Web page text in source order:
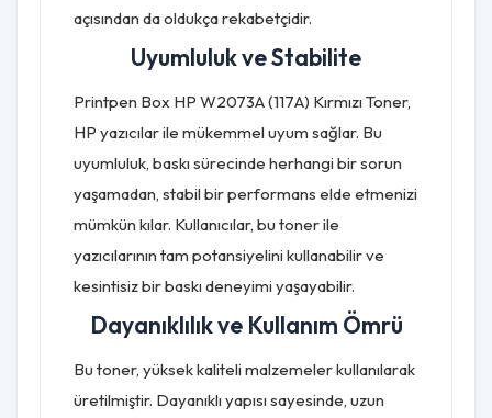
açısından da oldukça rekabetçidir.
Uyumluluk ve Stabilite
Printpen Box HP W2073A (117A) Kırmızı Toner,
HP yazıcılar ile mükemmel uyum sağlar. Bu
uyumluluk, baskı sürecinde herhangi bir sorun
yaşamadan, stabil bir performans elde etmenizi
mümkün kılar. Kullanıcılar, bu toner ile
yazıcılarının tam potansiyelini kullanabilir ve
kesintisiz bir baskı deneyimi yaşayabilir.
Dayanıklılık ve Kullanım Ömrü
Bu toner, yüksek kaliteli malzemeler kullanılarak
üretilmiştir. Dayanıklı yapısı sayesinde, uzun